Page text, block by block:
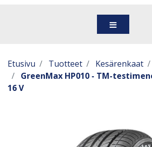
Etusivu Tuotteet Kesärenkaat
GreenMax HP010 - TM-
16 V